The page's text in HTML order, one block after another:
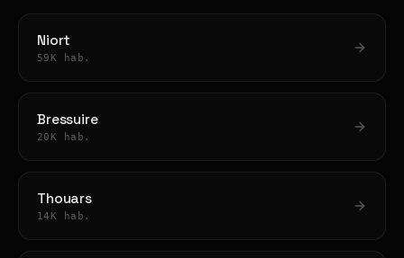
Niort
59K hab.
Bressuire
20K hab.
Thouars
14K hab.